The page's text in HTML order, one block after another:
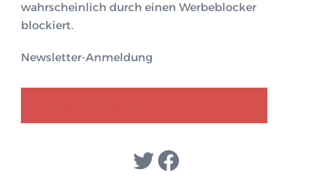
wahrscheinlich durch einen Werbeblocker
blockiert.
Newsletter-Anmeldung
Twitter
Facebook